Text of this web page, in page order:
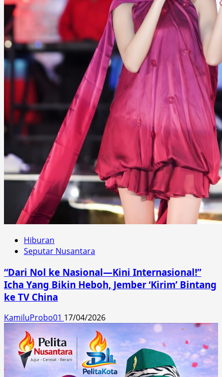
Hiburan
Seputar Nusantara
“Dari Nol ke Nasional—Kini Internasional!”
Icha Yang Bikin Heboh, Jember ‘Kirim’ Bintang
ke TV China
KamiluProbo01 17/04/2026